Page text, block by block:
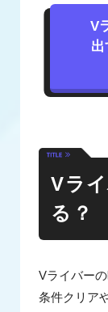
V
出
Vラ
る？
Vライバー
条件クリア